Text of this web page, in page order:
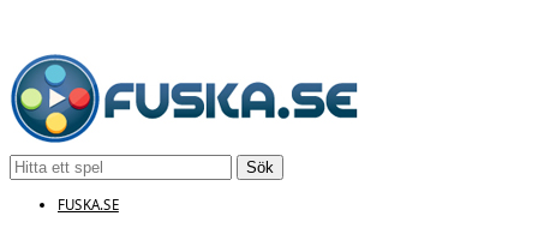
Sök
FUSKA.SE